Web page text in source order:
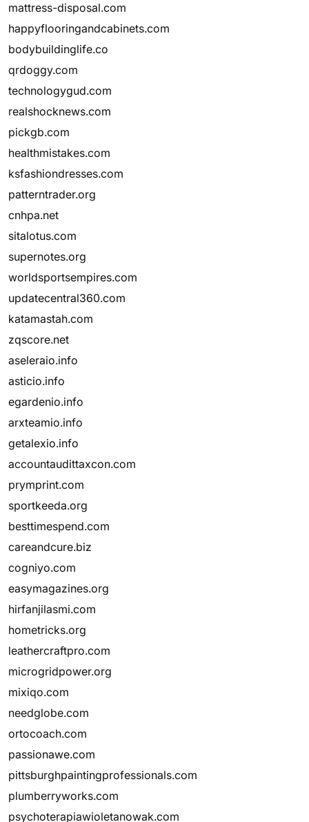
mattress-disposal.com
happyflooringandcabinets.com
bodybuildinglife.co
qrdoggy.com
technologygud.com
realshocknews.com
pickgb.com
healthmistakes.com
ksfashiondresses.com
patterntrader.org
cnhpa.net
sitalotus.com
supernotes.org
worldsportsempires.com
updatecentral360.com
katamastah.com
zqscore.net
aseleraio.info
asticio.info
egardenio.info
arxteamio.info
getalexio.info
accountaudittaxcon.com
prymprint.com
sportkeeda.org
besttimespend.com
careandcure.biz
cogniyo.com
easymagazines.org
hirfanjilasmi.com
hometricks.org
leathercraftpro.com
microgridpower.org
mixiqo.com
needglobe.com
ortocoach.com
passionawe.com
pittsburghpaintingprofessionals.com
plumberryworks.com
psychoterapiawioletanowak.com